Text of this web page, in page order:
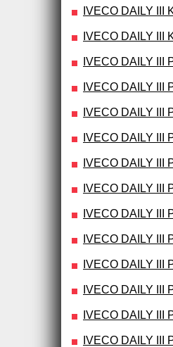
IVECO DAILY III
IVECO DAILY III
IVECO DAILY III
IVECO DAILY III
IVECO DAILY III
IVECO DAILY III
IVECO DAILY III
IVECO DAILY III
IVECO DAILY III
IVECO DAILY III
IVECO DAILY III
IVECO DAILY III
IVECO DAILY III
IVECO DAILY III